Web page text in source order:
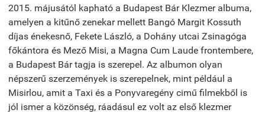
2015. májusától kapható a Budapest Bár Klezmer albuma,
amelyen a kitűnő zenekar mellett Bangó Margit Kossuth
díjas énekesnő, Fekete László, a Dohány utcai Zsinagóga
főkántora és Mező Misi, a Magna Cum Laude frontembere,
a Budapest Bár tagja is szerepel. Az albumon olyan
népszerű szerzemények is szerepelnek, mint például a
Misirlou, amit a Taxi és a Ponyvaregény cimű filmekből is
jól ismer a közönség, ráadásul ez volt az első klezmer